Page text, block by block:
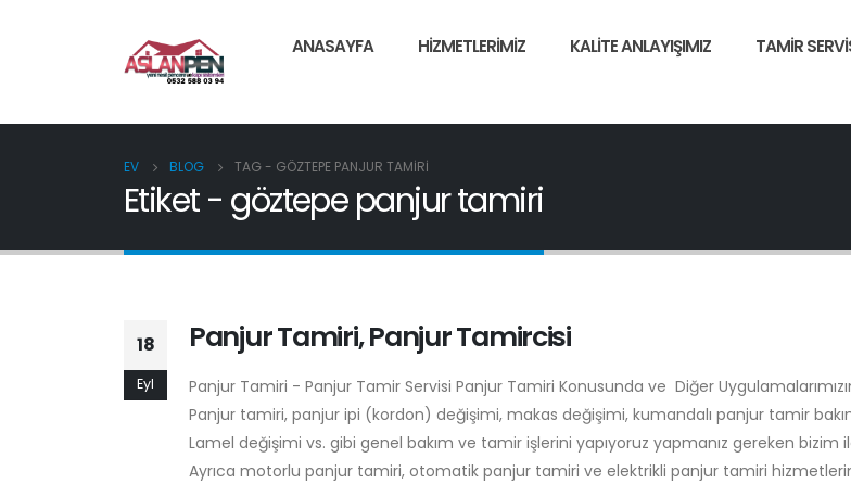
ANASAYFA HIZMETLERIMIZ KALITE ANLAYIŞIMIZ TAMIR
EV BLOG TAG - GÖZTEPE PANJUR TAMIRI
Etiket - göztepe panjur tamiri
18
Eyl
Panjur Tamiri, Panjur Tamircisi
Panjur Tamiri - Panjur Tamir Servisi Panjur Tamiri Konusunda ve Diğer
Panjur tamiri, panjur ipi (kordon) değişimi, makas değişimi, kumandalı panjur tamir
Lamel değişimi vs. gibi genel bakım ve tamir işlerini yapıyoruz yapmanız gereken bizim
Ayrıca motorlu panjur tamiri, otomatik panjur tamiri ve elektrikli panjur tamiri